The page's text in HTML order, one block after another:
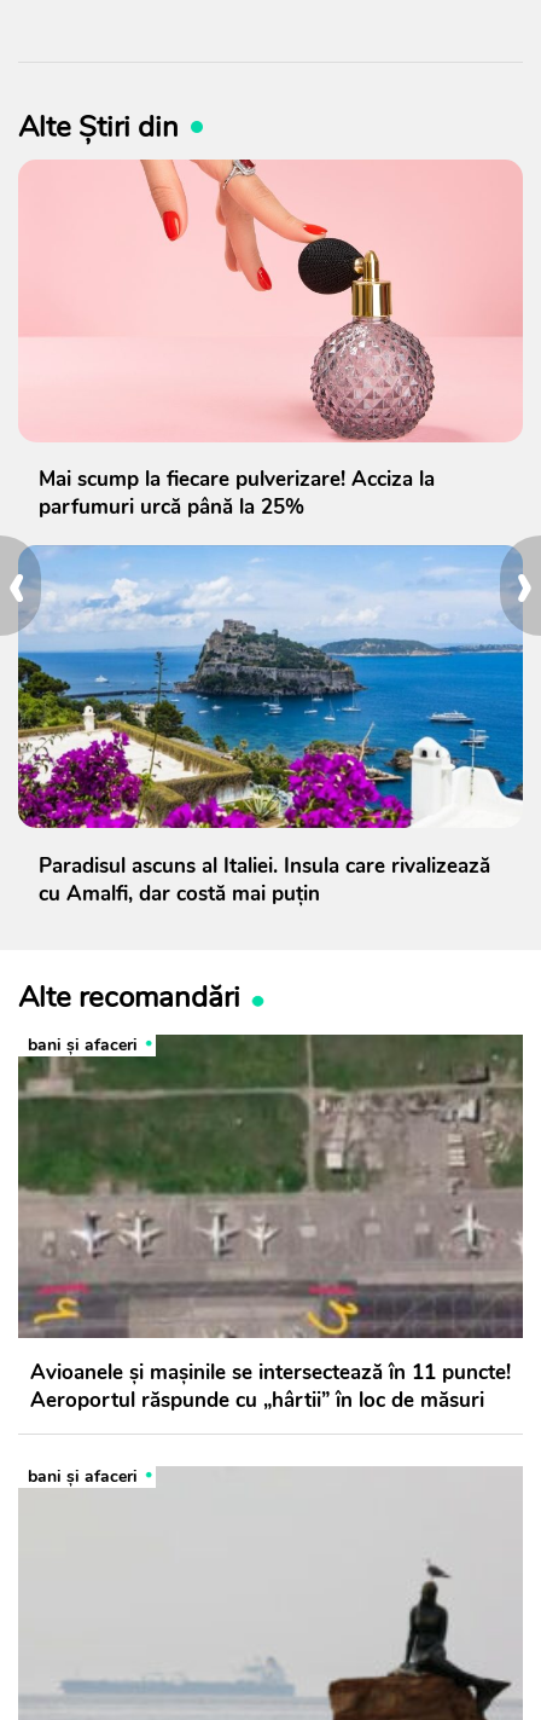
›
‹
Alte Știri din
Mai scump la fiecare pulverizare! Acciza la
parfumuri urcă până la 25%
Paradisul ascuns al Italiei. Insula care rivalizează
cu Amalfi, dar costă mai puțin
Alte recomandări
bani și afaceri
Avioanele și mașinile se intersectează în 11 puncte!
Aeroportul răspunde cu „hârtii” în loc de măsuri
bani și afaceri